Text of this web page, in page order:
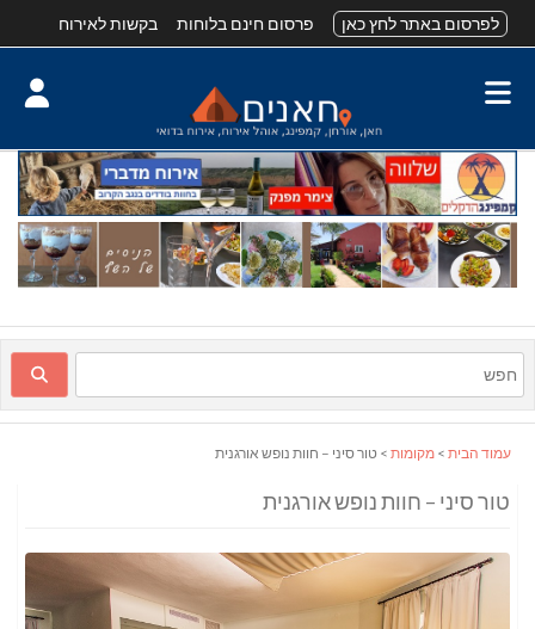
לפרסום באתר לחץ כאן פרסום חינם בלוחות בקשות לאירוח
עמוד הבית > מקומות > טור סיני – חוות נופש אורגנית
טור סיני – חוות נופש אורגנית